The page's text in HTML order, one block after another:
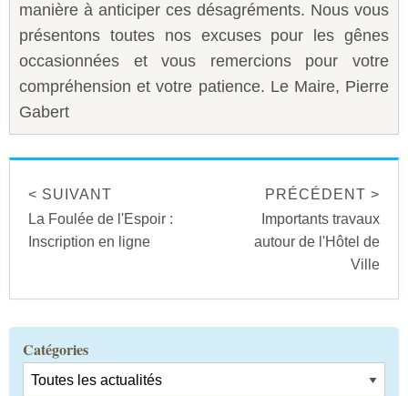
manière à anticiper ces désagréments. Nous vous
présentons toutes nos excuses pour les gênes
occasionnées et vous remercions pour votre
compréhension et votre patience. Le Maire, Pierre
Gabert
< SUIVANT
La Foulée de l'Espoir :
Inscription en ligne
PRÉCÉDENT >
Importants travaux
autour de l'Hôtel de
Ville
Catégories